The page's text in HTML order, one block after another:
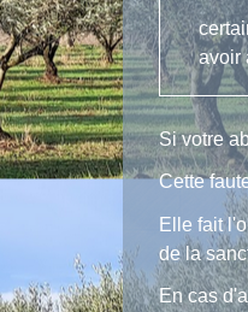
avoir
Si votre
Cette
Elle fait
de la
En cas